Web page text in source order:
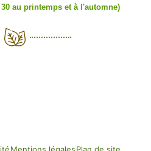
au printemps et à l'automne)